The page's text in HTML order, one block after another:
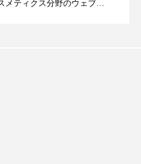
メティクス分野のウェブ記
、スパ収益性のエキスパ